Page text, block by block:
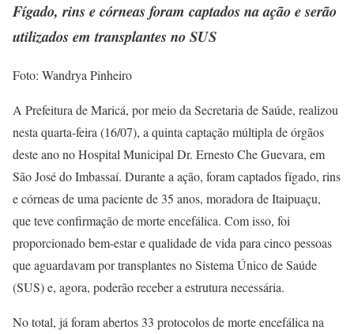
Fígado, rins e córneas foram captados na ação e serão
utilizados em transplantes no SUS
Foto: Wandrya Pinheiro
A Prefeitura de Maricá, por meio da Secretaria de Saúde, realizou
nesta quarta-feira (16/07), a quinta captação múltipla de órgãos
deste ano no Hospital Municipal Dr. Ernesto Che Guevara, em
São José do Imbassaí. Durante a ação, foram captados fígado, rins
e córneas de uma paciente de 35 anos, moradora de Itaipuaçu,
que teve confirmação de morte encefálica. Com isso, foi
proporcionado bem-estar e qualidade de vida para cinco pessoas
que aguardavam por transplantes no Sistema Único de Saúde
(SUS) e, agora, poderão receber a estrutura necessária.
No total, já foram abertos 33 protocolos de morte encefálica na